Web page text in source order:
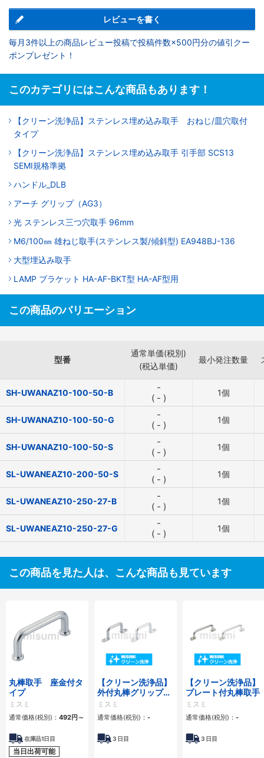
レビューを書く
毎月3件以上の商品レビュー投稿で投稿件数×500円分の値引クー
ポンプレゼント！
このカテゴリにはこんな商品もあります！
【クリーン洗浄品】ステンレス埋め込み取手 おねじ/皿穴取付
タイプ
【クリーン洗浄品】ステンレス埋め込み取手 引手部 SCS13
SEMI規格準拠
ハンドル_DLB
アーチ グリップ（AG3）
光 ステンレス三つ穴取手 96mm
M6/100㎜ 雄ねじ取手(ステンレス製/傾斜型) EA948BJ-136
大型埋込み取手
LAMP ブラケット HA-AF-BKT型 HA-AF型用
この商品のバリエーション
型番
通常単価(税別)
(税込単価)
最小発注数量
SH-UWANAZ10-100-50-B
-
( - ) 1個
SH-UWANAZ10-100-50-G
-
( - ) 1個
SH-UWANAZ10-100-50-S
-
( - ) 1個
SL-UWANEAZ10-200-50-S
-
( - ) 1個
SL-UWANEAZ10-250-27-B
-
( - ) 1個
SL-UWANEAZ10-250-27-G
-
( - ) 1個
この商品を見た人は、こんな商品も見ています
丸棒取手 座金付タ
イプ
ミスミ
通常価格(税別)： 492円～
在庫品1日目
当日出荷可能
【クリーン洗浄品】
外付丸棒グリップタ
イプ取手
ミスミ
通常価格(税別)： -
3 日目
【クリーン洗浄品】
プレート付丸棒取手
ミスミ
通常価格(税別)： -
3 日目